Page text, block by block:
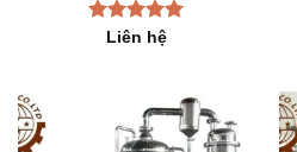
Rated 5.00
Liên hệ